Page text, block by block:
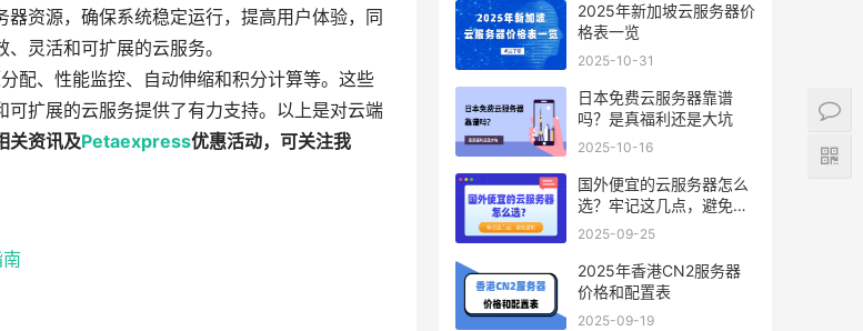
资源，确保系统稳定运行，提高用户体验，同
灵活和可扩展的云服务。
配、性能监控、自动伸缩和积分计算等。这些
扩展的云服务提供了有力支持。以上是对云端
关资讯及Petaexpress优惠活动，可关注我
2025年新加坡云服务器价
格表一览
2025-10-31
日本免费云服务器靠谱
吗？是真福利还是大坑
2025-10-16
国外便宜的云服务器怎么
选？牢记这几点，避免踩
坑
2025-09-25
2025年香港CN2服务器
价格和配置表
2025-09-19